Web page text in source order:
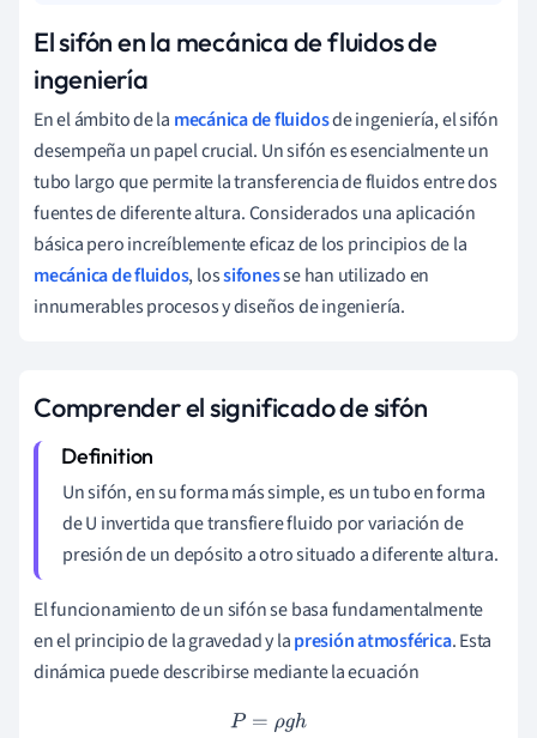
El sifón en la mecánica de fluidos de
ingeniería
En el ámbito de la mecánica de fluidosde ingeniería, el sifón
desempeña un papel crucial. Un sifón es esencialmente un
tubo largo que permite la transferencia de fluidos entre dos
fuentes de diferente altura. Considerados una aplicación
básica pero increíblemente eficaz de los principios de la
mecánica de fluidos, lossifonesse han utilizado en
innumerables procesos y diseños de ingeniería.
Comprender el significado de sifón
Un sifón, en su forma más simple, es un tubo en forma
de U invertida que transfiere fluido por variación de
presión de un depósito a otro situado a diferente altura.
El funcionamiento de un sifón se basa fundamentalmente
en el principio de la gravedad y lapresión atmosférica. Esta
dinámica puede describirse mediante la ecuación
P=ρ gh